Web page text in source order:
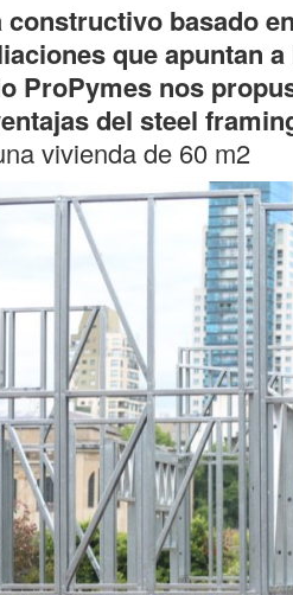
constructivo basado
que apuntan
ProPymes nos
del steel
vivienda de 60 m2